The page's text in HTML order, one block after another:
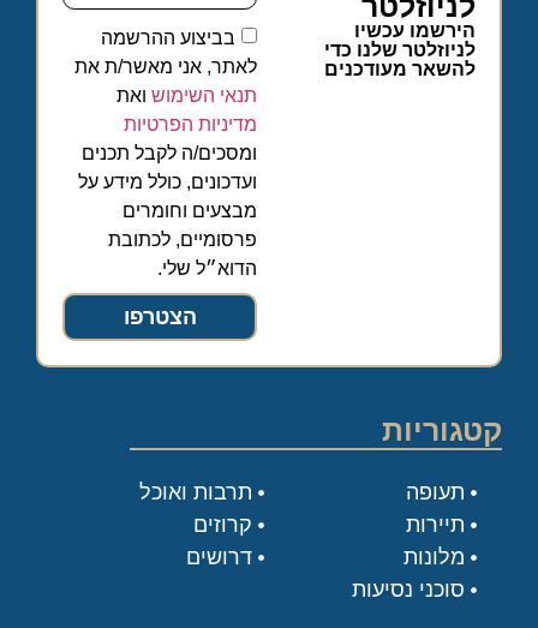
הירשמו עכשיו
לניוזלטר שלנו כדי
להשאר מעודכנים
בביצוע ההרשמה
לאתר, אני מאשר/ת את
תנאי השימוש ואת
מדיניות הפרטיות
ומסכים/ה לקבל תכנים
ועדכונים, כולל מידע על
מבצעים וחומרים
פרסומיים, לכתובת
הדוא״ל שלי.
הצטרפו
קטגוריות
תעופה
תיירות
מלונות
סוכני נסיעות
תרבות ואוכל
קרוזים
דרושים